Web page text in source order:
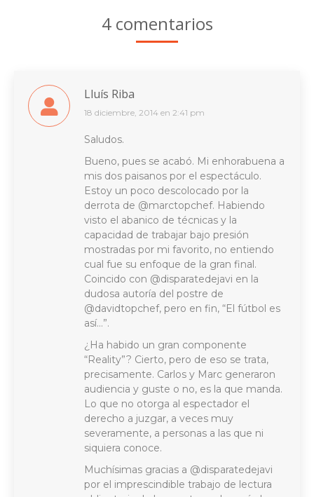
4 comentarios
Lluís Riba
dice:
18 diciembre, 2014 en 2:41 pm
Saludos.
Bueno, pues se acabó. Mi enhorabuena a
mis dos paisanos por el espectáculo.
Estoy un poco descolocado por la
derrota de @marctopchef. Habiendo
visto el abanico de técnicas y la
capacidad de trabajar bajo presión
mostradas por mi favorito, no entiendo
cual fue su enfoque de la gran final.
Coincido con @disparatedejavi en la
dudosa autoría del postre de
@davidtopchef, pero en fin, “El fútbol es
así…”.
¿Ha habido un gran componente
“Reality”? Cierto, pero de eso se trata,
precisamente. Carlos y Marc generaron
audiencia y guste o no, es la que manda.
Lo que no otorga al espectador el
derecho a juzgar, a veces muy
severamente, a personas a las que ni
siquiera conoce.
Muchísimas gracias a @disparatedejavi
por el imprescindible trabajo de lectura